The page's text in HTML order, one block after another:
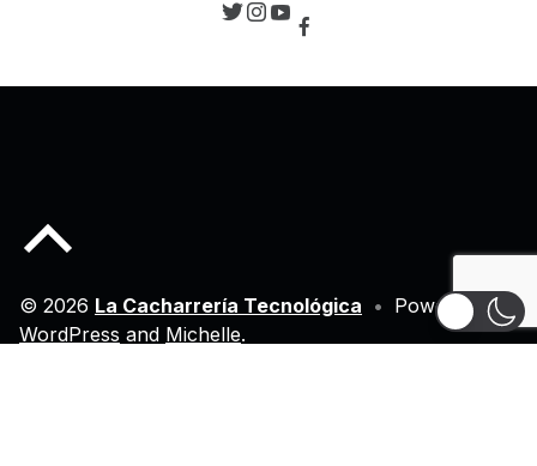
© 2026 La Cacharrería Tecnológica • Powered by
WordPress and Michelle.